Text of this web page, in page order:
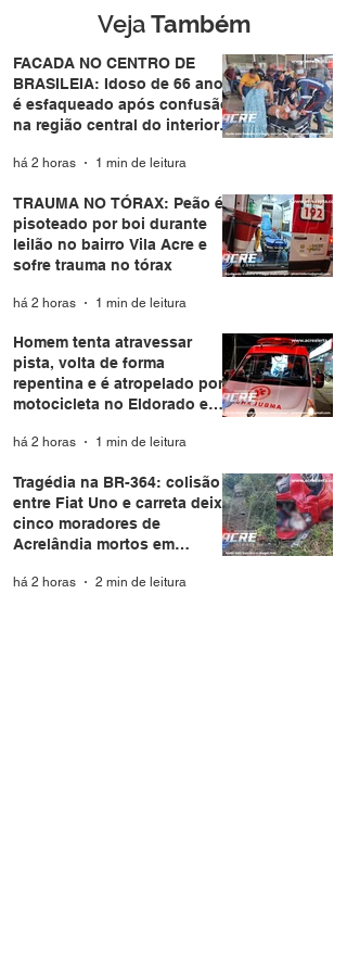
VejaTambém
FACADA NO CENTRO DE
BRASILEIA: Idoso de 66 anos
é esfaqueado após confusão
na região central do interior
há 2 horas 1 min de leitura
TRAUMA NO TÓRAX: Peão é
pisoteado por boi durante
leilão no bairro Vila Acre e
sofre trauma no tórax
há 2 horas 1 min de leitura
Homem tenta atravessar
pista, volta de forma
repentina e é atropelado por
motocicleta no Eldorado em
há 2 horas 1 min de leitura
Tragédia na BR-364: colisão
entre Fiat Uno e carreta deixa
cinco moradores de
Acrelândia mortos em
há 2 horas 2 min de leitura